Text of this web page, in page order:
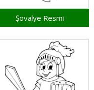
Şövalye Resmi